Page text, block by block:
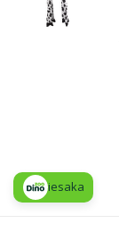
iesaka